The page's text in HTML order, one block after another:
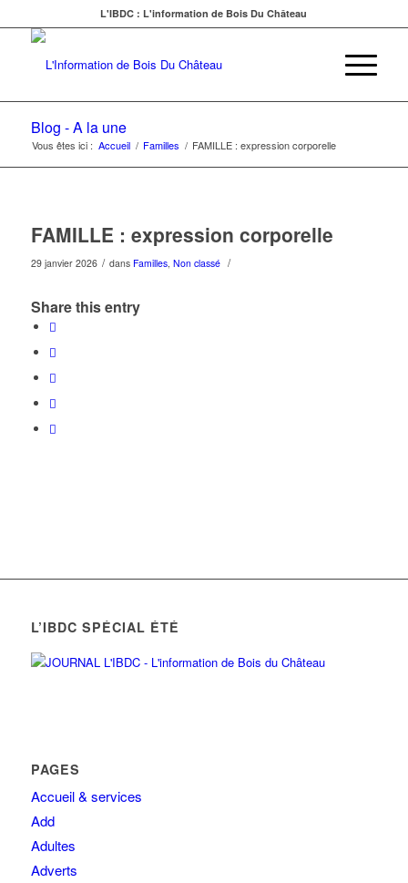
L'IBDC : L'information de Bois Du Château
Blog - A la une
Vous êtes ici : Accueil / Familles / FAMILLE : expression corporelle
FAMILLE : expression corporelle
29 janvier 2026 / dans Familles, Non classé /
Share this entry
L’IBDC SPÉCIAL ÉTÉ
PAGES
Accueil & services
Add
Adultes
Adverts